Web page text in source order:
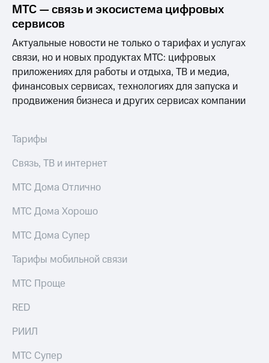
с выгодным
тарифом
Тарифы
ТВ и телефон
для дома
Домашний
ТВ
Спутниковое
в МТС
со своим
и подписки
Скачать
приложение
Мой
МТС
Акции
Видеонаблюдение
для дома
МТС
Premium
Подписка
на гигабайты
интернета,
музыка
другое
Семейная
подписки
МТС — связь и экосистема цифровых
сервисов
Актуальные новости не только о тарифах и услугах
связи, но и новых продуктах МТС: цифровых
приложениях для работы и отдыха, ТВ и медиа,
финансовых сервисах, технологиях для запуска и
продвижения бизнеса и других сервисах компании
Тарифы
Связь, ТВ и интернет
МТС Дома Отлично
МТС Дома Хорошо
МТС Дома Супер
Тарифы мобильной связи
МТС Проще
RED
РИИЛ
МТС Супер